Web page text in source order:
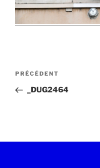
PRÉCÉDENT
_DUG2464